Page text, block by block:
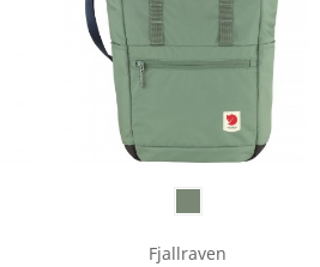
Fjallraven